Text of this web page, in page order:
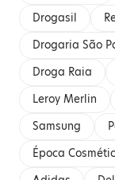
Drogasil
Drogaria São
Droga Raia
Leroy Merlin
Samsung
Época